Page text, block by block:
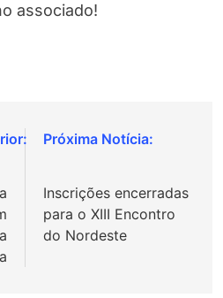
associado!
Inscrições encerradas
para o XIII Encontro
do Nordeste